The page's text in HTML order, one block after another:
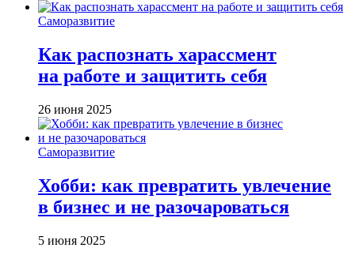
Саморазвитие
Как распознать харассмент
на работе и защитить себя
26 июня 2025
Саморазвитие
Хобби: как превратить увлечение
в бизнес и не разочароваться
5 июня 2025